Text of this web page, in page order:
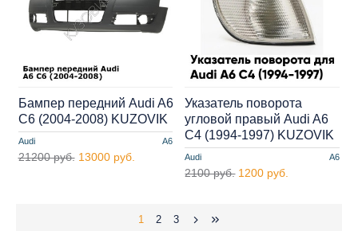
Audi A6
Бампер передний Audi A6
C6 (2004-2008) KUZOVIK
21200 руб. 13000 руб. Audi A6
Указатель поворота
угловой правый Audi A6
C4 (1994-1997) KUZOVIK
2100 руб. 1200 руб.
1 2
3